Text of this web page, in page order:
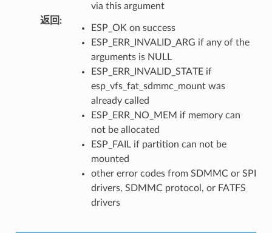
via this argument
返回 :
ESP_OK on success
ESP_ERR_INVALID_ARG if any of the
arguments is NULL
ESP_ERR_INVALID_STATE if
esp_vfs_fat_sdmmc_mount was
already called
ESP_ERR_NO_MEM if memory can
not be allocated
ESP_FAIL if partition can not be
mounted
other error codes from SDMMC or SPI
drivers, SDMMC protocol, or FATFS
drivers